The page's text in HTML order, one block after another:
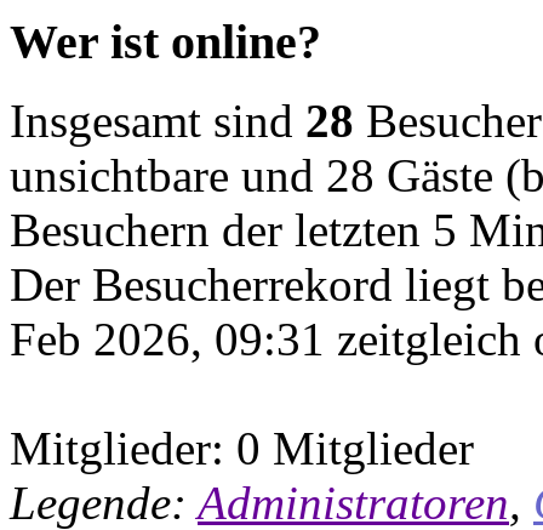
Wer ist online?
Insgesamt sind 28
unsichtbare und 28 Gäste
Besuchern der letzten 5
Der Besucherrekord liegt
Feb 2026, 09:31 zeitgleich
Mitglieder: 0 Mitglieder
Legende: Administratoren,